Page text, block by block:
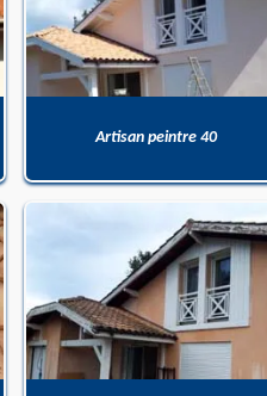
Artisan peintre 40